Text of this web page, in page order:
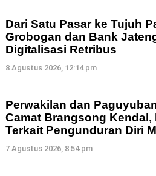
Dari Satu Pasar ke Tujuh
Grobogan dan Bank
Digitalisasi Retribus
8 Agustus 2026, 12:14 pm
Perwakilan dan
Camat Brangsong Kendal,
Terkait Pengunduran Diri
7 Agustus 2026, 8:54 pm